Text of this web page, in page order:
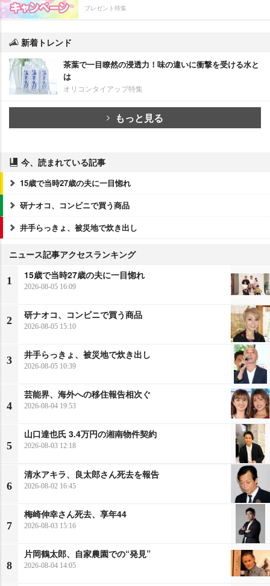
プレゼント特集
新着トレンド
茶葉で一目瞭然の浸透力！味の違いに衝撃を受ける水と
は
オリコンタイアップ特集
もっと見る
今、読まれている記事
15歳で当時27歳の夫に一目惚れ
研ナオコ、コンビニで買う商品
井手らっきょ、被災地で炊き出し
ニュース記事アクセスランキング
1
15歳で当時27歳の夫に一目惚れ
2026-08-05 16:09
2
研ナオコ、コンビニで買う商品
2026-08-05 15:10
3
井手らっきょ、被災地で炊き出し
2026-08-05 10:39
4
芸能界、海外への移住報告相次ぐ
2026-08-04 19:53
5
山口達也氏 3.4万円の湘南物件契約
2026-08-03 12:18
6
清水アキラ、良太郎さん死去を報告
2026-08-02 16:45
7
梅崎伸幸さん死去、享年44
2026-08-03 15:16
8
片岡鶴太郎、自家農園での“発見”
2026-08-04 14:05